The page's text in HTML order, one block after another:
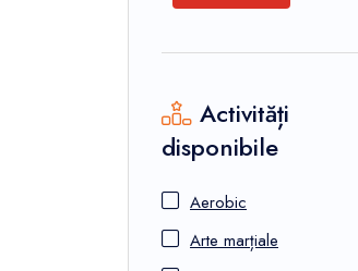
Activități
disponibile
Aerobic
Arte marțiale